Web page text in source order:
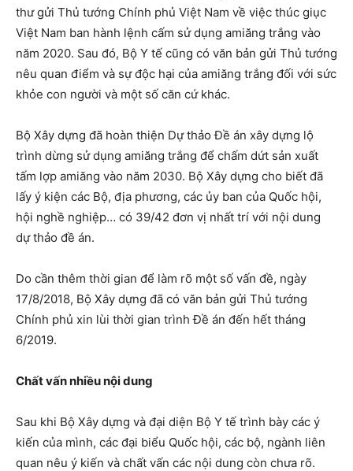
thư gửi Thủ tướng Chính phủ Việt Nam về việc thúc giục
Việt Nam ban hành lệnh cấm sử dụng amiăng trắng vào
năm 2020. Sau đó, Bộ Y tế cũng có văn bản gửi Thủ tướng
nêu quan điểm và sự độc hại của amiăng trắng đối với sức
khỏe con người và một số căn cứ khác.
Bộ Xây dựng đã hoàn thiện Dự thảo Đề án xây dựng lộ
trình dừng sử dụng amiăng trắng để chấm dứt sản xuất
tấm lợp amiăng vào năm 2030. Bộ Xây dựng cho biết đã
lấy ý kiện các Bộ, địa phương, các ủy ban của Quốc hội,
hội nghề nghiệp… có 39/42 đơn vị nhất trí với nội dung
dự thảo đề án.
Do cần thêm thời gian để làm rõ một số vấn đề, ngày
17/8/2018, Bộ Xây dựng đã có văn bản gửi Thủ tướng
Chính phủ xin lùi thời gian trình Đề án đến hết tháng
6/2019.
Chất vấn nhiều nội dung
Sau khi Bộ Xây dựng và đại diện Bộ Y tế trình bày các ý
kiến của mình, các đại biểu Quốc hội, các bộ, ngành liên
quan nêu ý kiến và chất vấn các nội dung còn chưa rõ.